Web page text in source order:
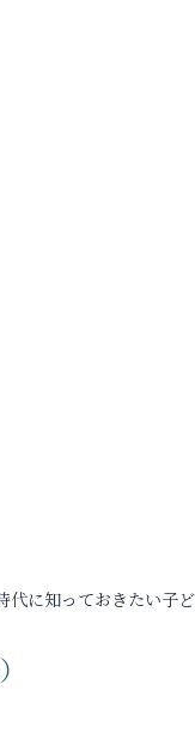
代に知っておきたい子